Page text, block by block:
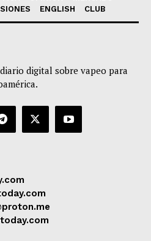
ENGLISH CLUB
digital sobre vapeo para